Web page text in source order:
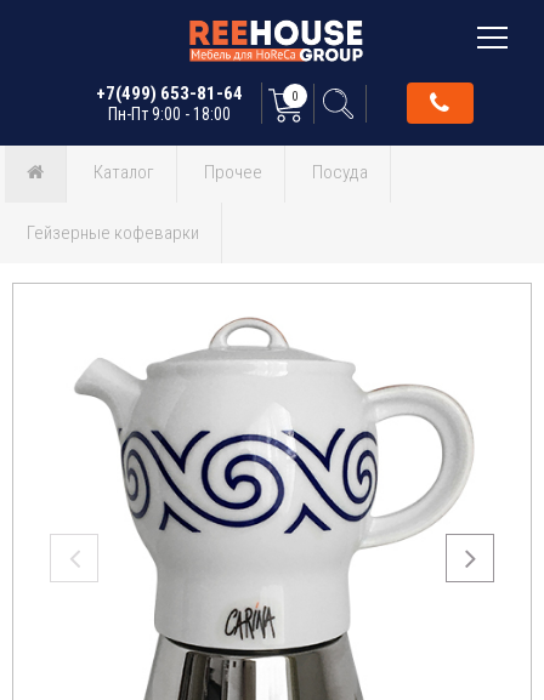
+7(499) 653-81-64
Пн-Пт 9:00 - 18:00
0
Каталог Прочее Посуда
Гейзерные кофеварки